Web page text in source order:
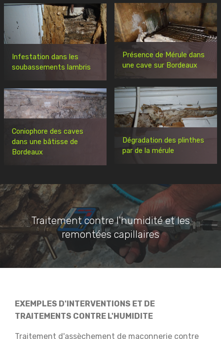
Présence de Mérule dans
une cave sur Bordeaux
Infestation dans les
soubassements lambris
Dégradation des plinthes
par de la mérule
Coniophore des caves
dans une bâtisse de
Bordeaux
Traitement contre l'humidité et les
remontées capillaires
EXEMPLES D'INTERVENTIONS ET DE
TRAITEMENTS CONTRE L'HUMIDITE
Traitement d'assèchement de maçonnerie contre